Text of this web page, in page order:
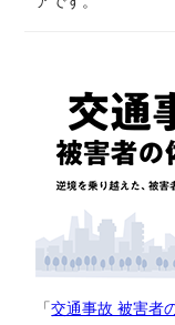
「交通事故 被害者